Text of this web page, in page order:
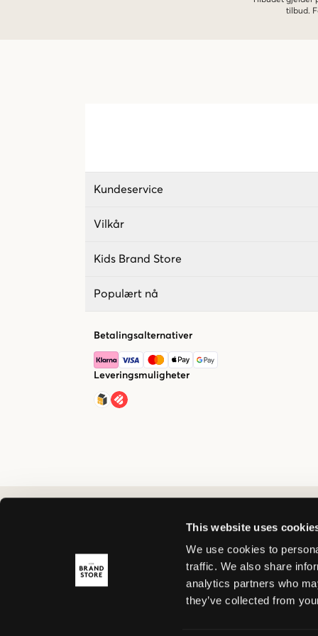
This website uses
We use cookies to
traffic. We also share
analytics partners who
they’ve collected from
tilbud.
Kundeservice
Vilkår
Kids Brand Store
Populært nå
Betalingsalternativer
Leveringsmuligheter